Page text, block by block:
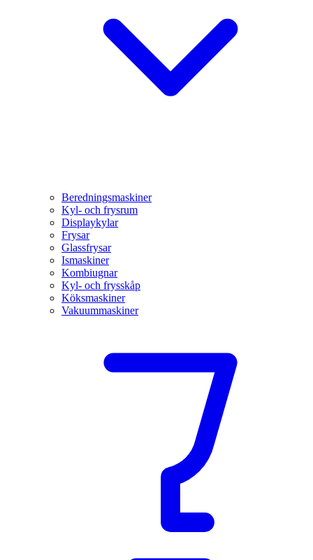
Beredningsmaskiner
Kyl- och frysrum
Displaykylar
Frysar
Glassfrysar
Ismaskiner
Kombiugnar
Kyl- och frysskåp
Köksmaskiner
Vakuummaskiner